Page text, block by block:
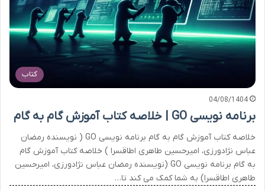
کتاب
04/08/1404
برنامه نویسی GO | خلاصه کتاب آموزش گام به گام
خلاصه کتاب آموزش گام به گام برنامه نویسی GO ( نویسنده رمضان
عباس نژادورزی، امیرحسین طاهری اطاقسرا ) خلاصه کتاب آموزش گام
به گام برنامه نویسی GO (نویسنده رمضان عباس نژادورزی، امیرحسین
طاهری اطاقسرا) به شما کمک می کند تا…